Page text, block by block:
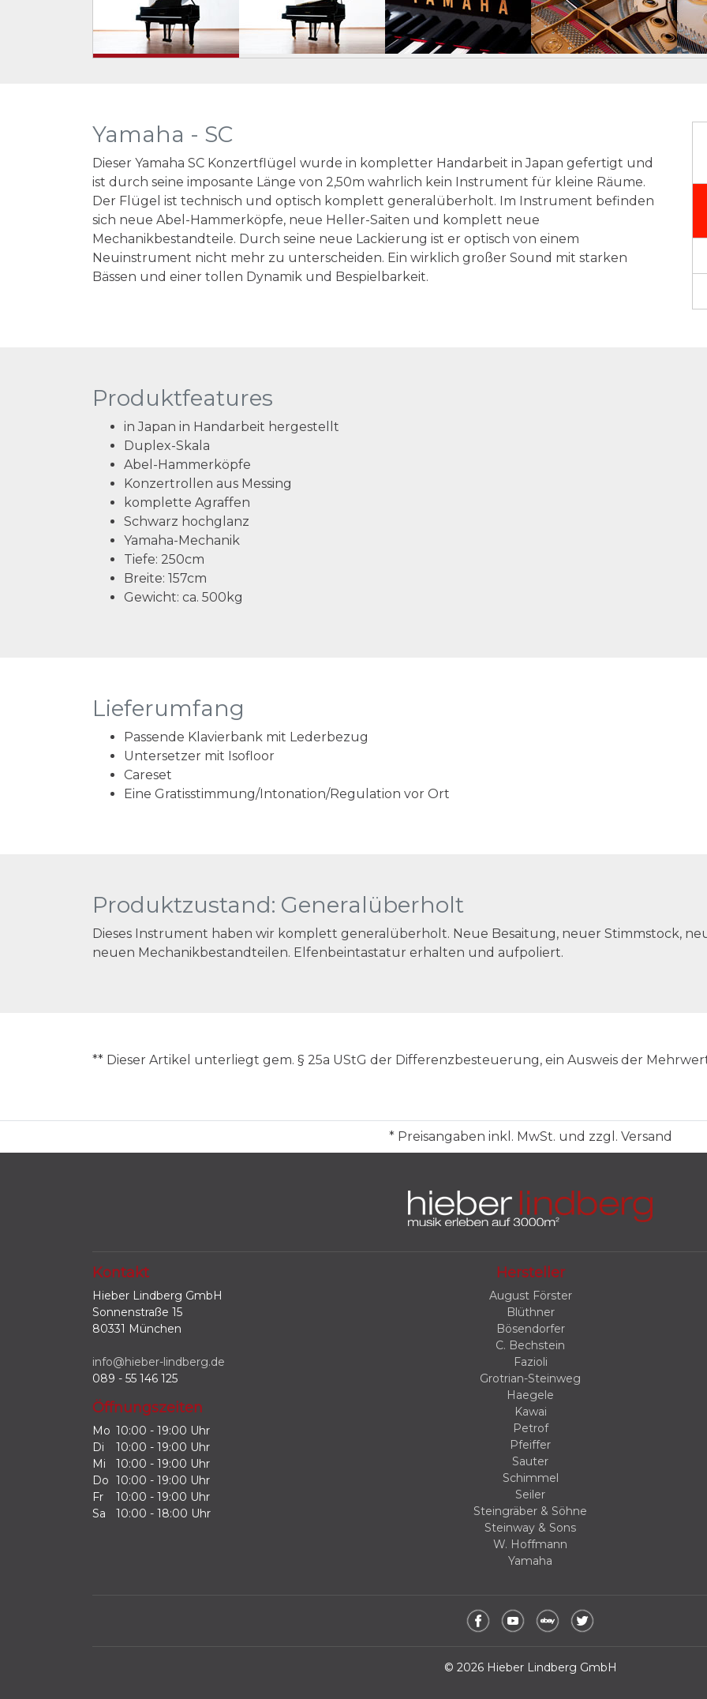
Yamaha - SC
Dieser Yamaha SC Konzertflügel wurde in kompletter Handarbeit in Japan gefertigt und
ist durch seine imposante Länge von 2,50m wahrlich kein Instrument für kleine Räume.
Der Flügel ist technisch und optisch komplett generalüberholt. Im Instrument befinden
sich neue Abel-Hammerköpfe, neue Heller-Saiten und komplett neue
Mechanikbestandteile. Durch seine neue Lackierung ist er optisch von einem
Neuinstrument nicht mehr zu unterscheiden. Ein wirklich großer Sound mit starken
Bässen und einer tollen Dynamik und Bespielbarkeit.
Produktfeatures
in Japan in Handarbeit hergestellt
Duplex-Skala
Abel-Hammerköpfe
Konzertrollen aus Messing
komplette Agraffen
Schwarz hochglanz
Yamaha-Mechanik
Tiefe: 250cm
Breite: 157cm
Gewicht: ca. 500kg
Lieferumfang
Passende Klavierbank mit Lederbezug
Untersetzer mit Isofloor
Careset
Eine Gratisstimmung/Intonation/Regulation vor Ort
Produktzustand: Generalüberholt
Dieses Instrument haben wir komplett generalüberholt. Neue Besaitung, neuer Stimmstock,
neuen Mechanikbestandteilen. Elfenbeintastatur erhalten und aufpoliert.
** Dieser Artikel unterliegt gem. § 25a UStG der Differenzbesteuerung, ein Ausweis der
* Preisangaben inkl. MwSt. und zzgl. Versand
Kontakt
Hieber Lindberg GmbH
Sonnenstraße 15
80331 München
info@hieber-lindberg.de
089 - 55 146 125
Öffnungszeiten
Mo 10:00 - 19:00 Uhr
Di
10:00 - 19:00 Uhr
Mi
10:00 - 19:00 Uhr
Do 10:00 - 19:00 Uhr
Fr
10:00 - 19:00 Uhr
Sa
10:00 - 18:00 Uhr
Hersteller
August Förster
Blüthner
Bösendorfer
C. Bechstein
Fazioli
Grotrian-Steinweg
Haegele
Kawai
Petrof
Pfeiffer
Sauter
Schimmel
Seiler
Steingräber & Söhne
Steinway & Sons
W. Hoffmann
Yamaha
© 2026 Hieber Lindberg GmbH